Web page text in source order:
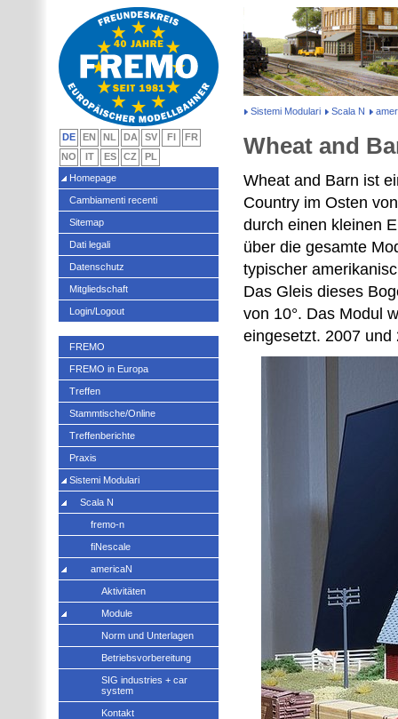
Sistemi Modulari Scala N
Wheat and
Wheat and Barn ist
Country im Osten
durch einen kleinen
über die gesamte
typischer
Das Gleis dieses
von 10°. Das Modul
eingesetzt. 2007 und
DE EN NL DA SV FI
FR
NO
IT ES CZ
PL
Homepage
Cambiamenti recenti
Sitemap
Dati legali
Datenschutz
Mitgliedschaft
Login/Logout
FREMO
FREMO in Europa
Treffen
Stammtische/Online
Treffenberichte
Praxis
Sistemi Modulari
Scala N
fremo-n
fiNescale
americaN
Aktivitäten
Module
Norm und Unterlagen
Betriebsvorbereitung
SIG industries + car
system
Kontakt